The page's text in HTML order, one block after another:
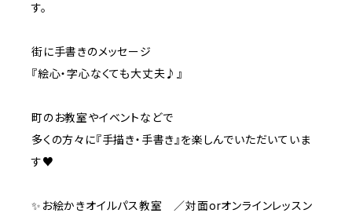
す。
街に手書きのメッセージ
『絵心・字心なくても大丈夫♪』
町のお教室やイベントなどで
多くの方々に『手描き・手書き』を楽しんでいただいていま
す♥
✨お絵かきオイルパス教室 ／対面orオンラインレッスン